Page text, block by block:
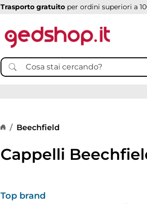
Trasporto gratuito per ordini superiori a
Home page
Beechfield
Cappelli
Top brand